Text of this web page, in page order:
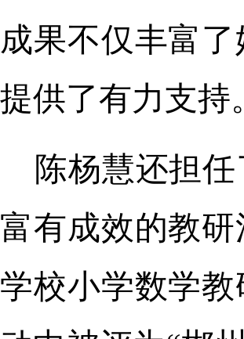
成果不仅丰富
提供了有力支持
陈杨慧还担
富有成效的教
学校小学数学